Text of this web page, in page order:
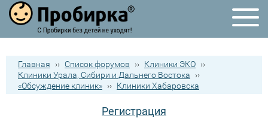
Главная ›› Список форумов ›› Клиники ЭКО ››
Клиники Урала, Сибири и Дальнего Востока
››
«Обсуждение клиник» ›› Клиники Хабаровска
Регистрация